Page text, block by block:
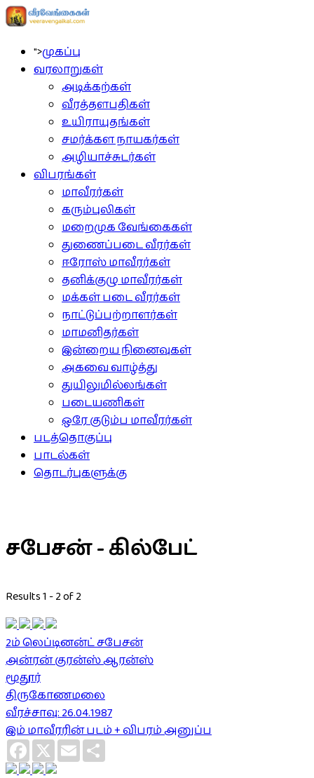
">முகப்பு
வரலாறுகள்
அடிக்கற்கள்
வீரத்தளபதிகள்
உயிராயுதங்கள்
சமர்க்கள நாயகர்கள்
அழியாச்சுடர்கள்
விபரங்கள்
மாவீரர்கள்
கரும்புலிகள்
மறைமுக வேங்கைகள்
துணைப்படை வீரர்கள்
ஈரோஸ் மாவீரர்கள்
தனிக்குழு மாவீரர்கள்
மக்கள் படை வீரர்கள்
நாட்டுப்பற்றாளர்கள்
மாமனிதர்கள்
இன்றைய நினைவுகள்
அகவை வாழ்த்து
துயிலுமில்லங்கள்
படையணிகள்
ஒரே குடும்ப மாவீரர்கள்
படத்தொகுப்பு
பாடல்கள்
தொடர்புகளுக்கு
சபேசன் - கில்பேட்
Results 1 - 2 of 2
2ம் லெப்டினன்ட் சபேசன்
அன்ரன் குரன்ஸ் ஆரன்ஸ்
மூதூர்
திருகோணமலை
வீரச்சாவு: 26.04.1987
இம் மாவீரரின் படம் + விபரம் அனுப்ப
Facebook
X Email